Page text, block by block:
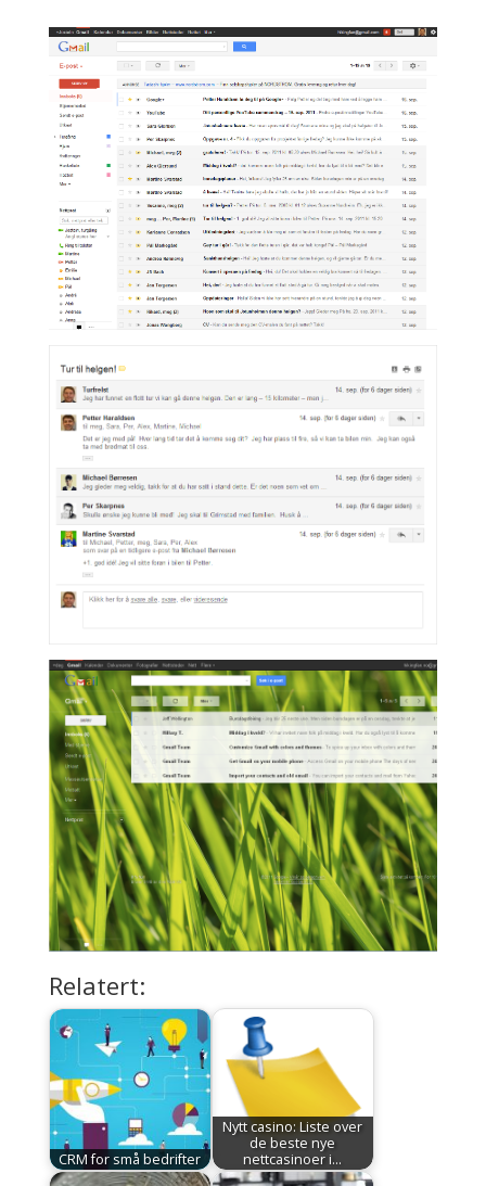
Relatert:
CRM for små bedrifter
Nytt casino: Liste over
de beste nye
nettcasinoer i…